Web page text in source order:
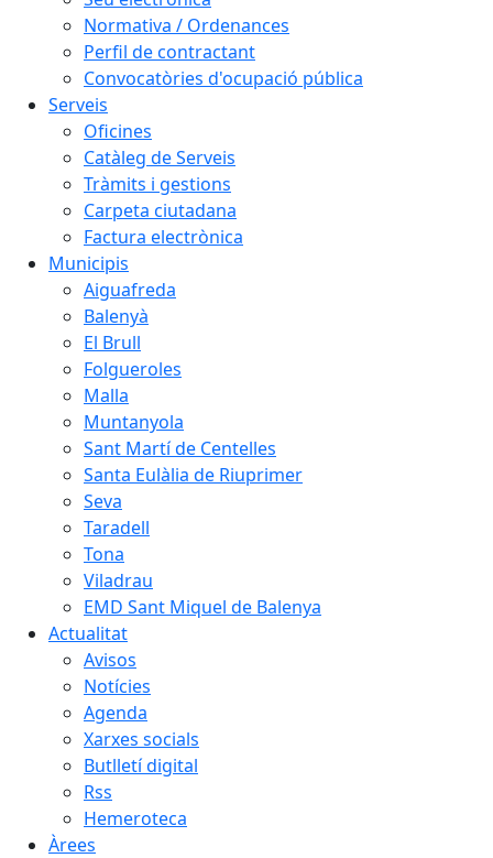
Normativa / Ordenances
Perfil de contractant
Convocatòries d'ocupació pública
Serveis
Oficines
Catàleg de Serveis
Tràmits i gestions
Carpeta ciutadana
Factura electrònica
Municipis
Aiguafreda
Balenyà
El Brull
Folgueroles
Malla
Muntanyola
Sant Martí de Centelles
Santa Eulàlia de Riuprimer
Seva
Taradell
Tona
Viladrau
EMD Sant Miquel de Balenya
Actualitat
Avisos
Notícies
Agenda
Xarxes socials
Butlletí digital
Rss
Hemeroteca
Àrees